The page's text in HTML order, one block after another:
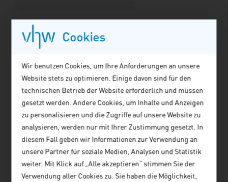
Cookies
Wir benutzen Cookies, um Ihre Anforderungen an unsere
Website stets zu optimieren. Einige davon sind für den
technischen Betrieb der Website erforderlich und müssen
gesetzt werden. Andere Cookies, um Inhalte und Anzeigen
zu personalisieren und die Zugriffe auf unsere Website zu
analysieren, werden nur mit Ihrer Zustimmung gesetzt. In
diesem Fall geben wir Informationen zur Verwendung an
unsere Partner für soziale Medien, Analysen und Statistik
weiter. Mit Klick auf „Alle akzeptieren“ stimmen Sie der
Verwendung aller Cookies zu. Sie haben die Möglichkeit,
Forum Wohnen und
Stadtentwicklung
Heft 3/2025